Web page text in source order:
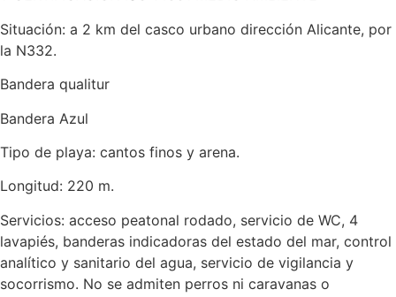
Situación: a 2 km del casco urbano dirección Alicante, por
la N332.
Bandera qualitur
Bandera Azul
Tipo de playa: cantos finos y arena.
Longitud: 220 m.
Servicios: acceso peatonal rodado, servicio de WC, 4
lavapiés, banderas indicadoras del estado del mar, control
analítico y sanitario del agua, servicio de vigilancia y
socorrismo. No se admiten perros ni caravanas o